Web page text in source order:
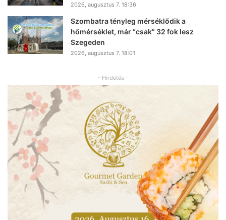
2026, augusztus 7. 18:36
Szombatra tényleg mérséklődik a
hőmérséklet, már “csak” 32 fok lesz
Szegeden
2026, augusztus 7. 18:01
- Hirdetés -